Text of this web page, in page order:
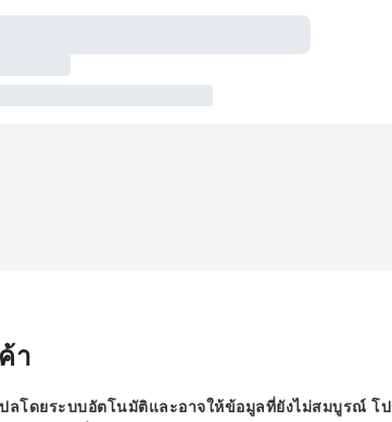
า
โดยระบบอัตโนมัติและอาจให้ข้อมูลที่ยังไม่สมบูรณ์ โ